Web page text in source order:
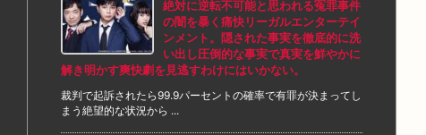
絶対に逆転不可能と思われる冤罪事件
の闇を暴く痛快リーガルエンターテイ
ンメント。隠された事実を徹底的に洗
い出し圧倒的な事実で真実を鮮やかに
解き明かす爽快劇を見逃すわけにはいかない。
裁判で起訴されたら99.9パーセントの確率で有罪が決まってし
まう絶望的な状況から ...